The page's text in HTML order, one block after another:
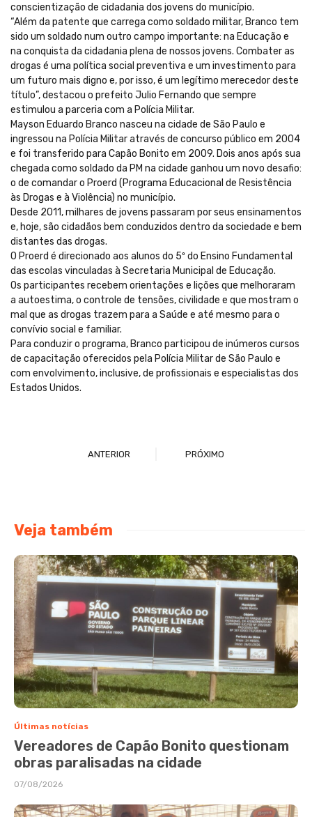
conscientização de cidadania dos jovens do município.
“Além da patente que carrega como soldado militar, Branco tem
sido um soldado num outro campo importante: na Educação e
na conquista da cidadania plena de nossos jovens. Combater as
drogas é uma política social preventiva e um investimento para
um futuro mais digno e, por isso, é um legítimo merecedor deste
título”, destacou o prefeito Julio Fernando que sempre
estimulou a parceria com a Polícia Militar.
Mayson Eduardo Branco nasceu na cidade de São Paulo e
ingressou na Polícia Militar através de concurso público em 2004
e foi transferido para Capão Bonito em 2009. Dois anos após sua
chegada como soldado da PM na cidade ganhou um novo desafio:
o de comandar o Proerd (Programa Educacional de Resistência
às Drogas e à Violência) no município.
Desde 2011, milhares de jovens passaram por seus ensinamentos
e, hoje, são cidadãos bem conduzidos dentro da sociedade e bem
distantes das drogas.
O Proerd é direcionado aos alunos do 5º do Ensino Fundamental
das escolas vinculadas à Secretaria Municipal de Educação.
Os participantes recebem orientações e lições que melhoraram
a autoestima, o controle de tensões, civilidade e que mostram o
mal que as drogas trazem para a Saúde e até mesmo para o
convívio social e familiar.
Para conduzir o programa, Branco participou de inúmeros cursos
de capacitação oferecidos pela Polícia Militar de São Paulo e
com envolvimento, inclusive, de profissionais e especialistas dos
Estados Unidos.
ANTERIOR PRÓXIMO
Veja também
Últimas notícias
Vereadores de Capão Bonito questionam
obras paralisadas na cidade
07/08/2026